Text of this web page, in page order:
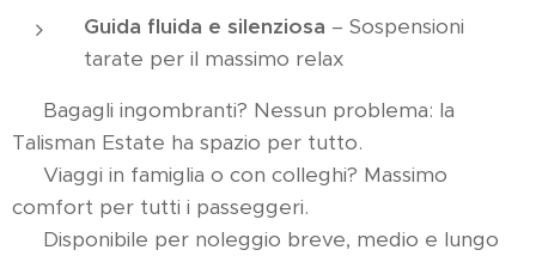
Guida fluida e silenziosa – Sospensioni
tarate per il massimo relax
📦 Bagagli ingombranti? Nessun problema: la
Talisman Estate ha spazio per tutto.
👨‍👩‍👧‍👦 Viaggi in famiglia o con colleghi? Massimo
comfort per tutti i passeggeri.
🕒 Disponibile per noleggio breve, medio e lungo